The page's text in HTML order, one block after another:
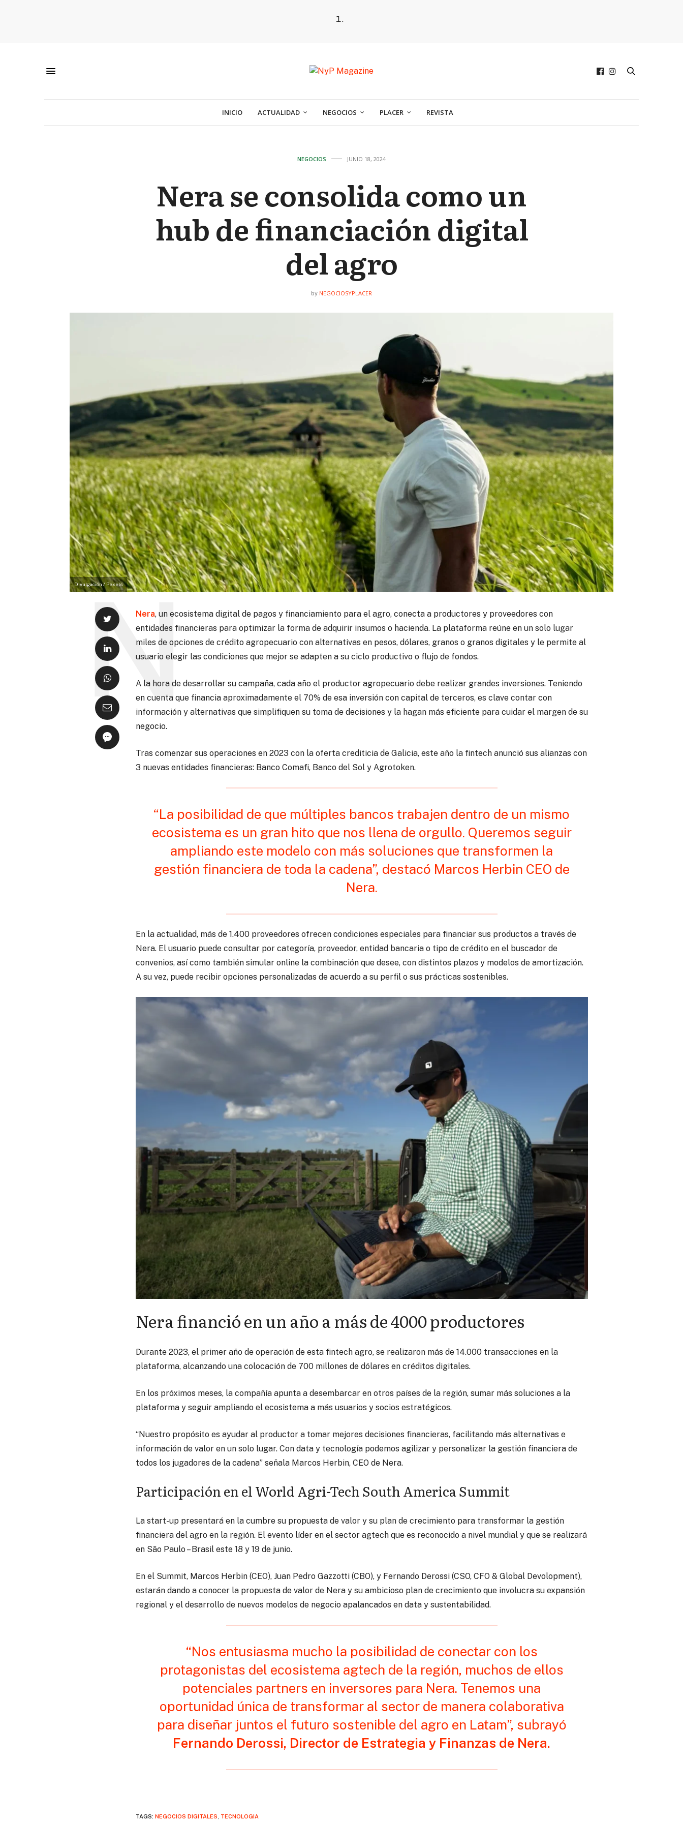
INICIO ACTUALIDAD NEGOCIOS PLACER REVISTA
NEGOCIOS JUNIO 18, 2024
Nera se consolida como un
hub de financiación digital
del agro
by NEGOCIOSYPLACER
Divulgación / Pexels
Nera, un ecosistema digital de pagos y financiamiento para el agro, conecta a productores y proveedores con
entidades financieras para optimizar la forma de adquirir insumos o hacienda. La plataforma reúne en un solo lugar
miles de opciones de crédito agropecuario con alternativas en pesos, dólares, granos o granos digitales y le permite al
usuario elegir las condiciones que mejor se adapten a su ciclo productivo o flujo de fondos.
A la hora de desarrollar su campaña, cada año el productor agropecuario debe realizar grandes inversiones. Teniendo
en cuenta que financia aproximadamente el 70% de esa inversión con capital de terceros, es clave contar con
información y alternativas que simplifiquen su toma de decisiones y la hagan más eficiente para cuidar el margen de su
negocio.
Tras comenzar sus operaciones en 2023 con la oferta crediticia de Galicia, este año la fintech anunció sus alianzas con
3 nuevas entidades financieras: Banco Comafi, Banco del Sol y Agrotoken.
“La posibilidad de que múltiples bancos trabajen dentro de un mismo
ecosistema es un gran hito que nos llena de orgullo. Queremos seguir
ampliando este modelo con más soluciones que transformen la
gestión financiera de toda la cadena”, destacó Marcos Herbin CEO de
Nera.
En la actualidad, más de 1.400 proveedores ofrecen condiciones especiales para financiar sus productos a través de
Nera. El usuario puede consultar por categoría, proveedor, entidad bancaria o tipo de crédito en el buscador de
convenios, así como también simular online la combinación que desee, con distintos plazos y modelos de amortización.
A su vez, puede recibir opciones personalizadas de acuerdo a su perfil o sus prácticas sostenibles.
Nera financió en un año a más de 4000 productores
Durante 2023, el primer año de operación de esta fintech agro, se realizaron más de 14.000 transacciones en la
plataforma, alcanzando una colocación de 700 millones de dólares en créditos digitales.
En los próximos meses, la compañía apunta a desembarcar en otros países de la región, sumar más soluciones a la
plataforma y seguir ampliando el ecosistema a más usuarios y socios estratégicos.
“Nuestro propósito es ayudar al productor a tomar mejores decisiones financieras, facilitando más alternativas e
información de valor en un solo lugar. Con data y tecnología podemos agilizar y personalizar la gestión financiera de
todos los jugadores de la cadena” señala Marcos Herbin, CEO de Nera.
Participación en el World Agri-Tech South America Summit
La start-up presentará en la cumbre su propuesta de valor y su plan de crecimiento para transformar la gestión
financiera del agro en la región. El evento líder en el sector agtech que es reconocido a nivel mundial y que se realizará
en São Paulo – Brasil este 18 y 19 de junio.
En el Summit, Marcos Herbin (CEO), Juan Pedro Gazzotti (CBO), y Fernando Derossi (CSO, CFO & Global Devolopment),
estarán dando a conocer la propuesta de valor de Nera y su ambicioso plan de crecimiento que involucra su expansión
regional y el desarrollo de nuevos modelos de negocio apalancados en data y sustentabilidad.
“Nos entusiasma mucho la posibilidad de conectar con los
protagonistas del ecosistema agtech de la región, muchos de ellos
potenciales partners en inversores para Nera. Tenemos una
oportunidad única de transformar al sector de manera colaborativa
para diseñar juntos el futuro sostenible del agro en Latam”, subrayó
Fernando Derossi, Director de Estrategia y Finanzas de Nera.
TAGS: NEGOCIOS DIGITALES TECNOLOGIA